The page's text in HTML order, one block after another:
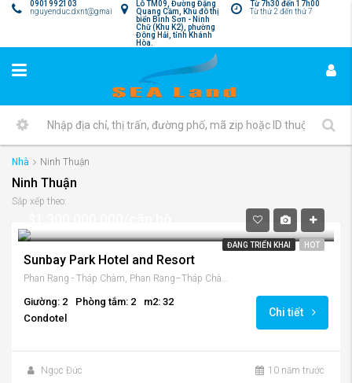
Từ 7h30 đến 17h00
Từ thứ 2 đến thứ 7
Lô TM09, Đường Đặng
Quang Cầm, Khu đô thị
biển Bình Sơn - Ninh
Chữ (Khu K2), phường
Đông Hải, tỉnh Khánh
Hòa.
0901992103
nguyenduc.dxnt@gmail.com
Nhà Ninh Thuận
Ninh Thuận
Sắp xếp theo:
ĐANG TRIỂN KHAI HOT
Sunbay Park Hotel and Resort
Phan Rang - Tháp Chàm, Phan Rang–Tháp Chàm, Tỉnh Ninh Thuận, Việt Nam
Giường: 2 Phòng tắm: 2
m2: 32
Condotel
Chi tiết
Ngọc Đức 10 năm trước